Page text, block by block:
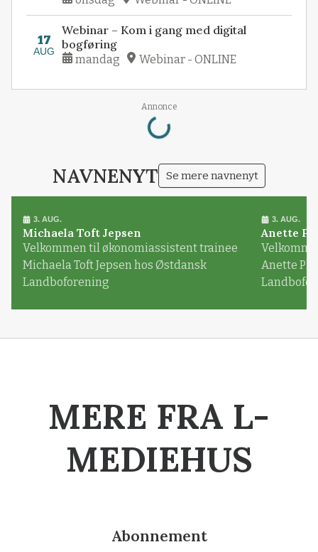
17
AUG
Webinar – Kom i gang med digital
bogføring
mandag Webinar - ONLINE
Annonce
Loading...
NAVNENYT Se mere navnenyt
3. AUG.
Michaela Toft Jepsen
Velkommen til økonomiassistent trainee
Michaela Toft Jepsen hos Østdansk
Landboforening
3. AUG.
Anette
Anette
MERE FRA L-
MEDIEHUS
Abonnement